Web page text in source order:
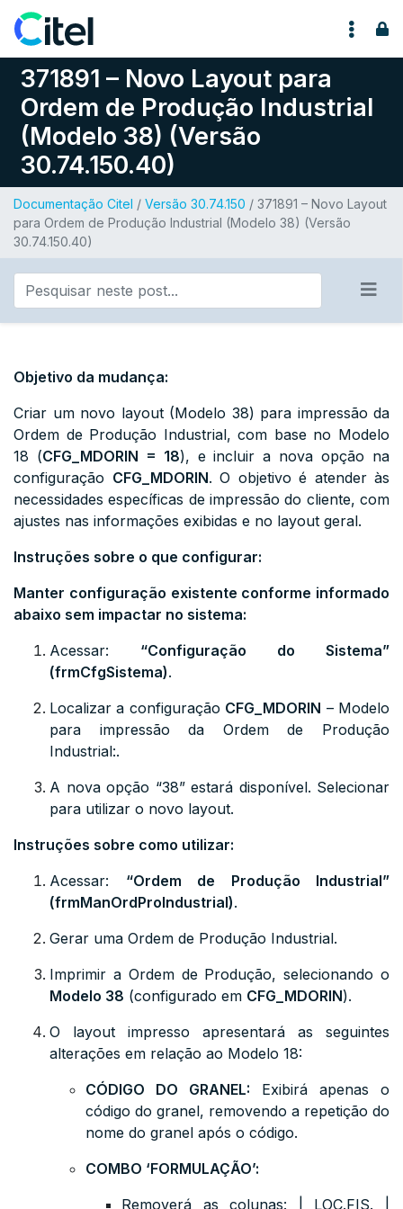
Pular para o conteúdo
371891 – Novo Layout para
Ordem de Produção Industrial
(Modelo 38) (Versão
30.74.150.40)
Documentação Citel / Versão 30.74.150 / 371891 – Novo Layout
para Ordem de Produção Industrial (Modelo 38) (Versão
30.74.150.40)
Objetivo da mudança:
Criar um novo layout (Modelo 38) para impressão da
Ordem de Produção Industrial, com base no Modelo
18 (CFG_MDORIN = 18), e incluir a nova opção na
configuração CFG_MDORIN. O objetivo é atender às
necessidades específicas de impressão do cliente, com
ajustes nas informações exibidas e no layout geral.
Instruções sobre o que configurar:
Manter configuração existente conforme informado
abaixo sem impactar no sistema:
Acessar: “Configuração do Sistema”
(frmCfgSistema).
Localizar a configuração CFG_MDORIN – Modelo
para impressão da Ordem de Produção
Industrial:.
A nova opção “38” estará disponível. Selecionar
para utilizar o novo layout.
Instruções sobre como utilizar:
Acessar: “Ordem de Produção Industrial”
(frmManOrdProIndustrial).
Gerar uma Ordem de Produção Industrial.
Imprimir a Ordem de Produção, selecionando o
Modelo 38 (configurado em CFG_MDORIN).
O layout impresso apresentará as seguintes
alterações em relação ao Modelo 18:
CÓDIGO DO GRANEL: Exibirá apenas o
código do granel, removendo a repetição do
nome do granel após o código.
COMBO ‘FORMULAÇÃO’:
Removerá as colunas: | LOC.FIS. |